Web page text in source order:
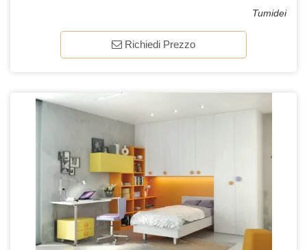
Tumidei
Richiedi Prezzo